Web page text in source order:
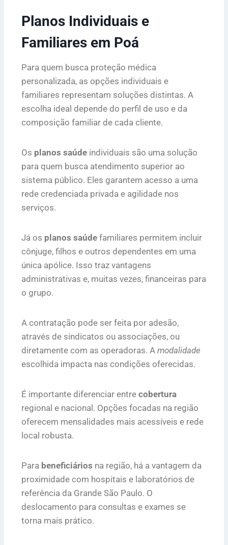
Planos Individuais e
Familiares em Poá
Para quem busca proteção médica
personalizada, as opções individuais e
familiares representam soluções distintas. A
escolha ideal depende do perfil de uso e da
composição familiar de cada cliente.
Os planos saúde individuais são uma solução
para quem busca atendimento superior ao
sistema público. Eles garantem acesso a uma
rede credenciada privada e agilidade nos
serviços.
Já os planos saúde familiares permitem incluir
cônjuge, filhos e outros dependentes em uma
única apólice. Isso traz vantagens
administrativas e, muitas vezes, financeiras para
o grupo.
A contratação pode ser feita por adesão,
através de sindicatos ou associações, ou
diretamente com as operadoras. A modalidade
escolhida impacta nas condições oferecidas.
É importante diferenciar entre cobertura
regional e nacional. Opções focadas na região
oferecem mensalidades mais acessíveis e rede
local robusta.
Para beneficiários na região, há a vantagem da
proximidade com hospitais e laboratórios de
referência da Grande São Paulo. O
deslocamento para consultas e exames se
torna mais prático.